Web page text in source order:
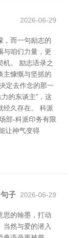
2026-06-29
，而一句励志的
与咱们力量，更
机。 励志语录之
主慷慨与坚抓的
定去作念的那一
的东谈主”，这
经久存在。 科派
部-科派印务有限
让神气变得
子 2026-06-29
思的翰墨，打动
当然与爱的潜入